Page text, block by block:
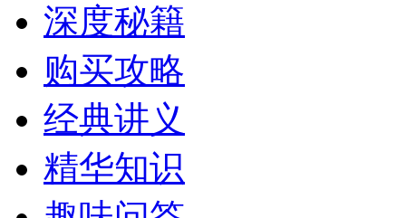
深度秘籍
购买攻略
经典讲义
精华知识